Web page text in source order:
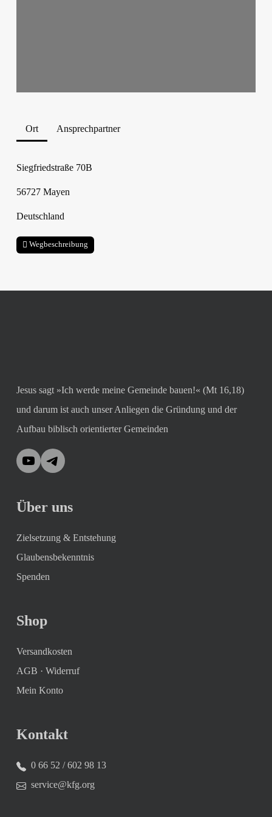
Ort Ansprechpartner
Siegfriedstraße 70B
56727 Mayen
Deutschland
Wegbeschreibung
Jesus sagt »Ich werde meine Gemeinde bauen!« (Mt 16,18)
und darum ist auch unser Anliegen die Gründung und der
Aufbau biblisch orientierter Gemeinden
YouTubeTelegram
Über uns
Zielsetzung & Entstehung
Glaubensbekenntnis
Spenden
Shop
Versandkosten
AGB · Widerruf
Mein Konto
Kontakt
0 66 52 / 602 98 13
service@kfg.org